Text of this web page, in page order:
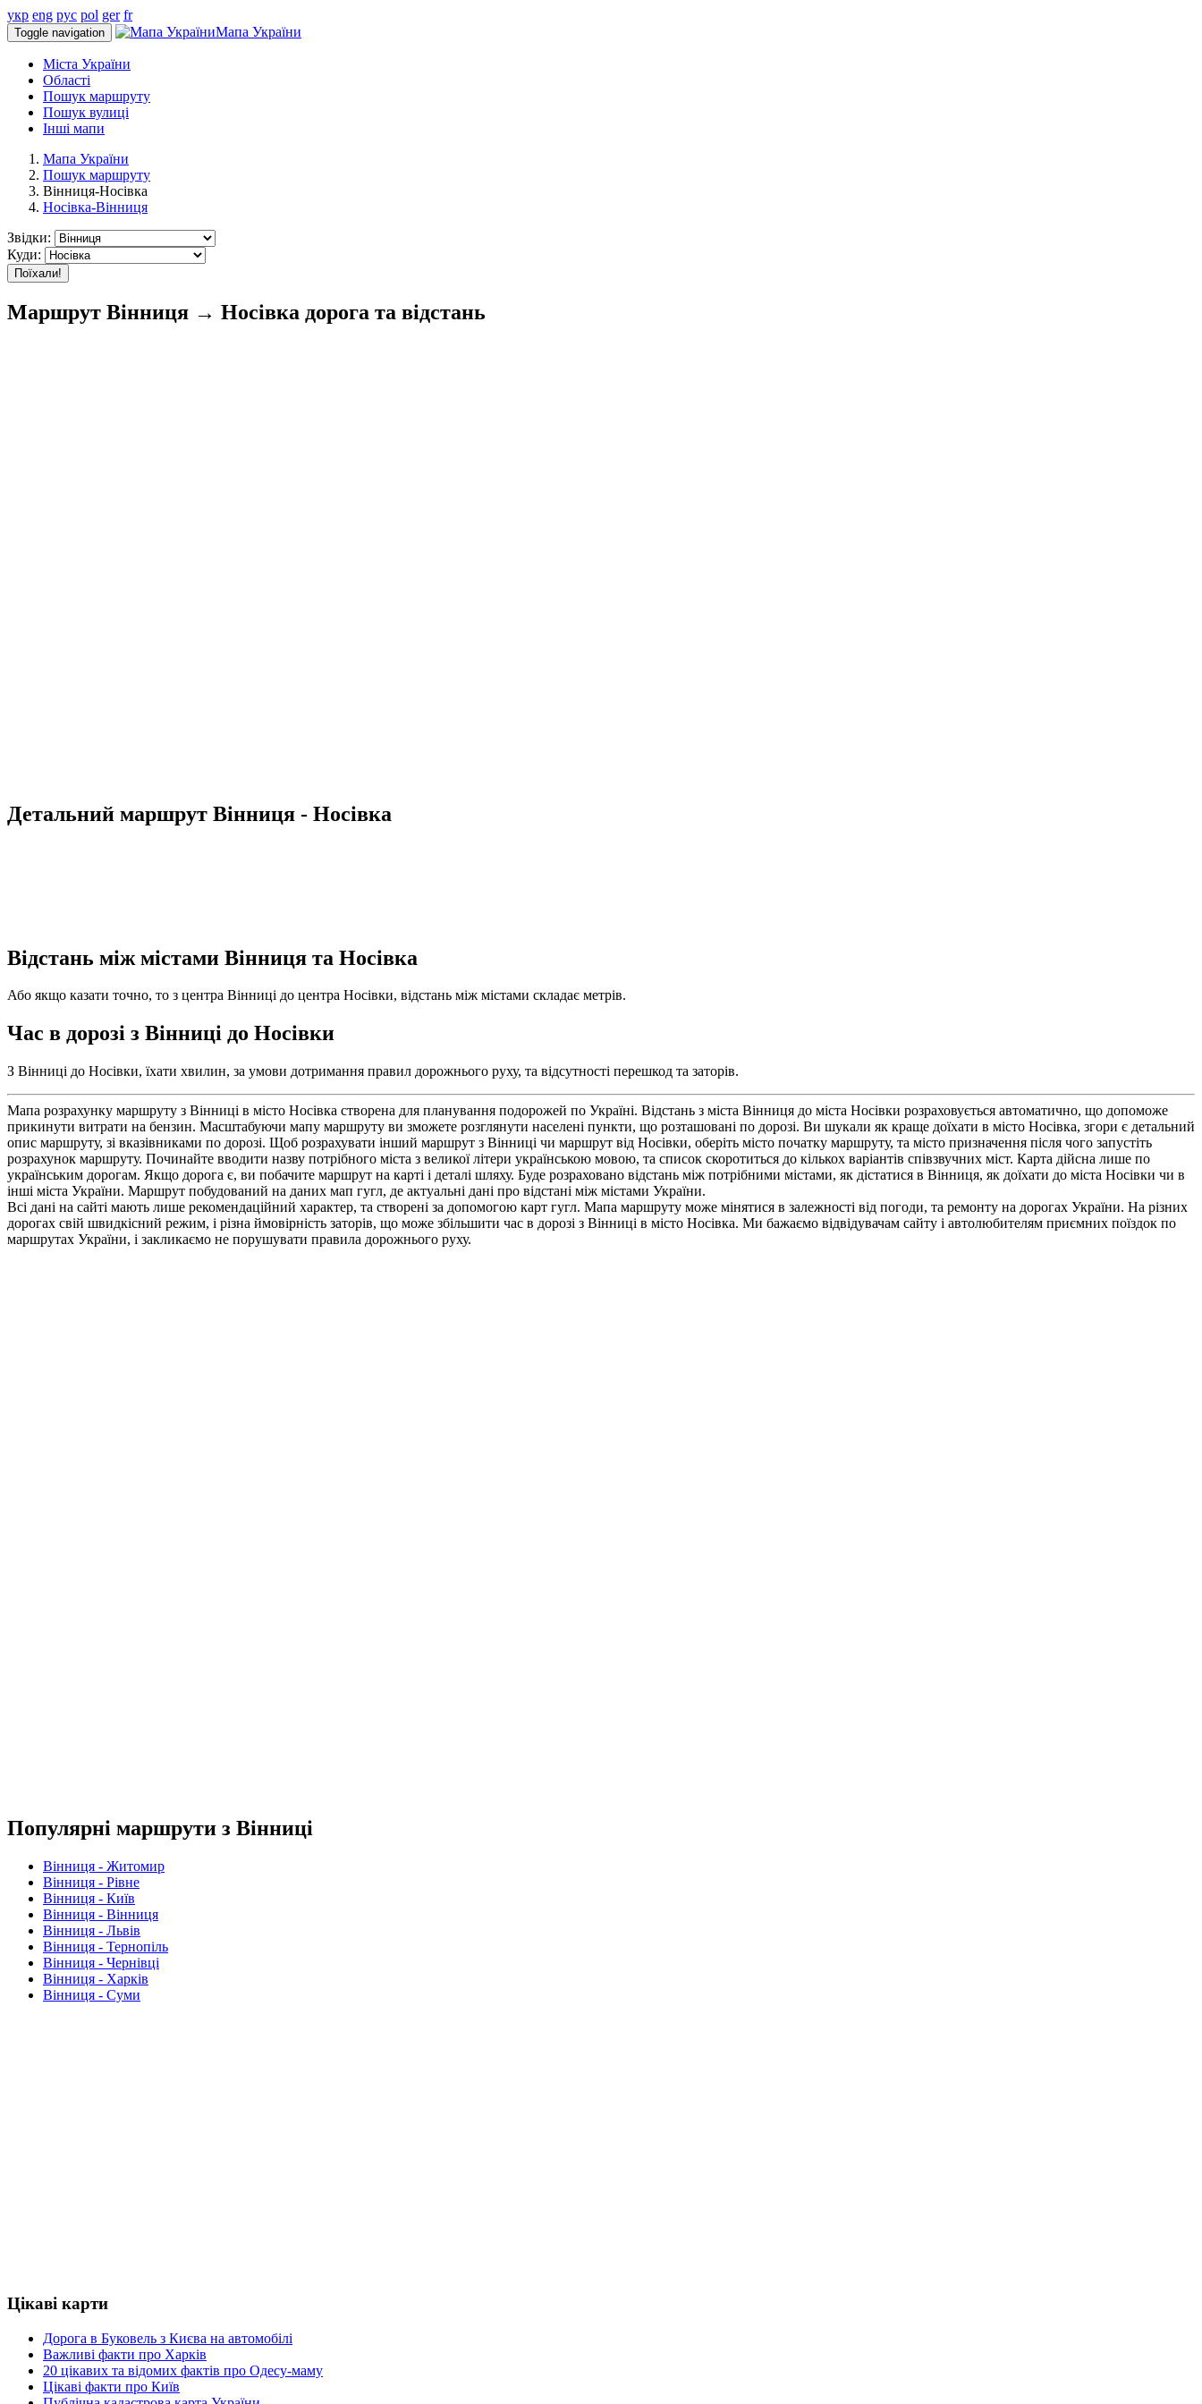
укр eng рус pol ger fr
Toggle navigation Мапа України
Міста України
Області
Пошук маршруту
Пошук вулиці
Інші мапи
Мапа України
Пошук маршруту
Вінниця-Носівка
Носівка-Вінниця
Звідки:
Куди:
Поїхали!
Маршрут Вінниця → Носівка дорога та відстань
Детальний маршрут Вінниця - Носівка
Відстань між містами Вінниця та Носівка
Або якщо казати точно, то з центра Вінниці до центра Носівки, відстань між містами складає метрів.
Час в дорозі з Вінниці до Носівки
З Вінниці до Носівки, їхати хвилин, за умови дотримання правил дорожнього руху, та відсутності перешкод та заторів.
Мапа розрахунку маршруту з Вінниці в місто Носівка створена для планування подорожей по Україні. Відстань з міста Вінниця до міста Носівки розраховується автоматично, що допоможе
прикинути витрати на бензин. Масштабуючи мапу маршруту ви зможете розглянути населені пункти, що розташовані по дорозі. Ви шукали як краще доїхати в місто Носівка, згори є детальний
опис маршруту, зі вказівниками по дорозі. Щоб розрахувати інший маршрут з Вінниці чи маршрут від Носівки, оберіть місто початку маршруту, та місто призначення після чого запустіть
розрахунок маршруту. Починайте вводити назву потрібного міста з великої літери українською мовою, та список скоротиться до кількох варіантів співзвучних міст. Карта дійсна лише по
українським дорогам. Якщо дорога є, ви побачите маршрут на карті і деталі шляху. Буде розраховано відстань між потрібними містами, як дістатися в Вінниця, як доїхати до міста Носівки чи в
інші міста України. Маршрут побудований на даних мап гугл, де актуальні дані про відстані між містами України.
Всі дані на сайті мають лише рекомендаційний характер, та створені за допомогою карт гугл. Мапа маршруту може мінятися в залежності від погоди, та ремонту на дорогах України. На різних
дорогах свій швидкісний режим, і різна ймовірність заторів, що може збільшити час в дорозі з Вінниці в місто Носівка. Ми бажаємо відвідувачам сайту і автолюбителям приємних поїздок по
маршрутах України, і закликаємо не порушувати правила дорожнього руху.
Популярні маршрути з Вінниці
Вінниця - Житомир
Вінниця - Рівне
Вінниця - Київ
Вінниця - Вінниця
Вінниця - Львів
Вінниця - Тернопіль
Вінниця - Чернівці
Вінниця - Харків
Вінниця - Суми
Цікаві карти
Дорога в Буковель з Києва на автомобілі
Важливі факти про Харків
20 цікавих та відомих фактів про Одесу-маму
Цікаві факти про Київ